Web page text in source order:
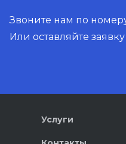
Звоните нам по
Или оставляйте
Услуги